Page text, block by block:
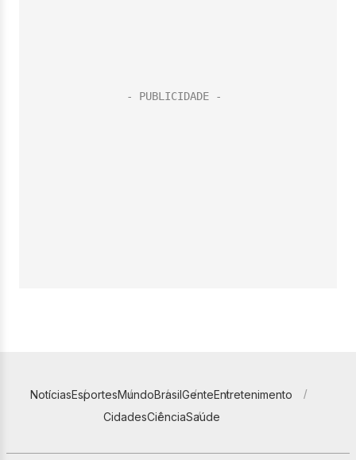
NotíciasEsportesMundoBrasilGenteEntretenimento
CidadesCiênciaSaúde